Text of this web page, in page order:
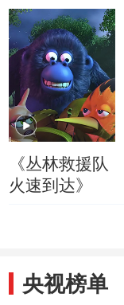
《丛林救援队
火速到达》
央视榜单